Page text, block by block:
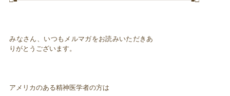
みなさん、いつもメルマガをお読みいただきあ
りがとうございます。
アメリカのある精神医学者の方は